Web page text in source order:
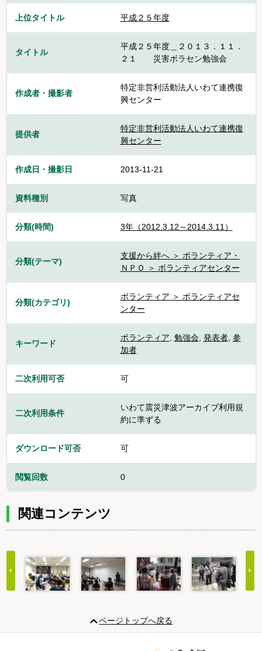
上位タイトル 平成２５年度
タイトル
平成２５年度＿２０１３．１１．
２１ 災害ボラセン勉強会
作成者・撮影者
特定非営利活動法人いわて連携復
興センター
提供者
特定非営利活動法人いわて連携復
興センター
作成日・撮影日 2013-11-21
資料種別 写真
分類(時間) 3年（2012.3.12～2014.3.11）
分類(テーマ)
支援から絆へ ＞ ボランティア・
ＮＰＯ ＞ ボランティアセンター
分類(カテゴリ)
ボランティア ＞ ボランティアセ
ンター
キーワード
ボランティア, 勉強会, 発表者, 参
加者
二次利用可否 可
二次利用条件
いわて震災津波アーカイブ利用規
約に準ずる
ダウンロード可否 可
閲覧回数 0
関連コンテンツ
20
ページトップへ戻る